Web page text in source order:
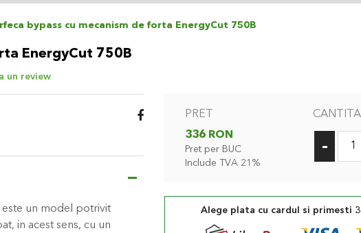
bypass cu mecanism de forta EnergyCut 750B
EnergyCut 750B
un review
PRET
336 RON
Pret per BUC
Include TVA 21%
-
Alege plata cu cardul si primesti
este un model potrivit
in acest sens, cu un